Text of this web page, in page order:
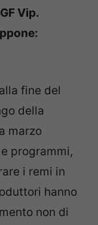
Vip.
fine del
della
a marzo
programmi,
i remi in
hanno
non di